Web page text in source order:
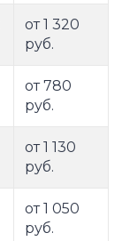
от 1 320
руб.
от 780
руб.
от 1 130
руб.
от 1 050
руб.